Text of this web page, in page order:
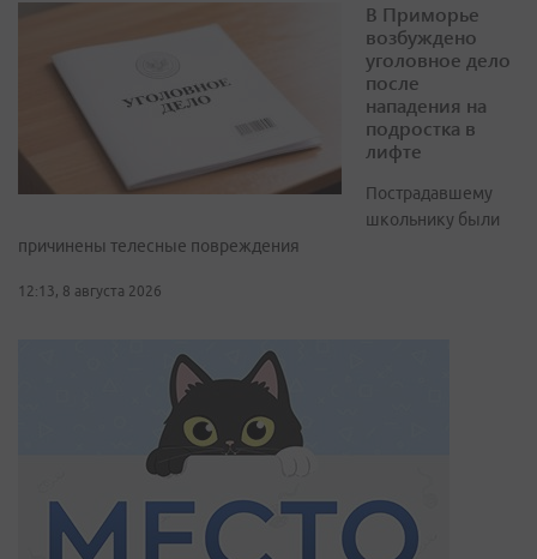
В Приморье
возбуждено
уголовное дело
после
нападения на
подростка в
лифте
Пострадавшему
школьнику были
причинены телесные повреждения
12:13, 8 августа 2026